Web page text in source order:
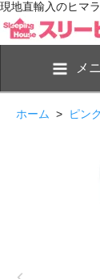
現地直輸入のヒマ
メ
ホーム > ピン